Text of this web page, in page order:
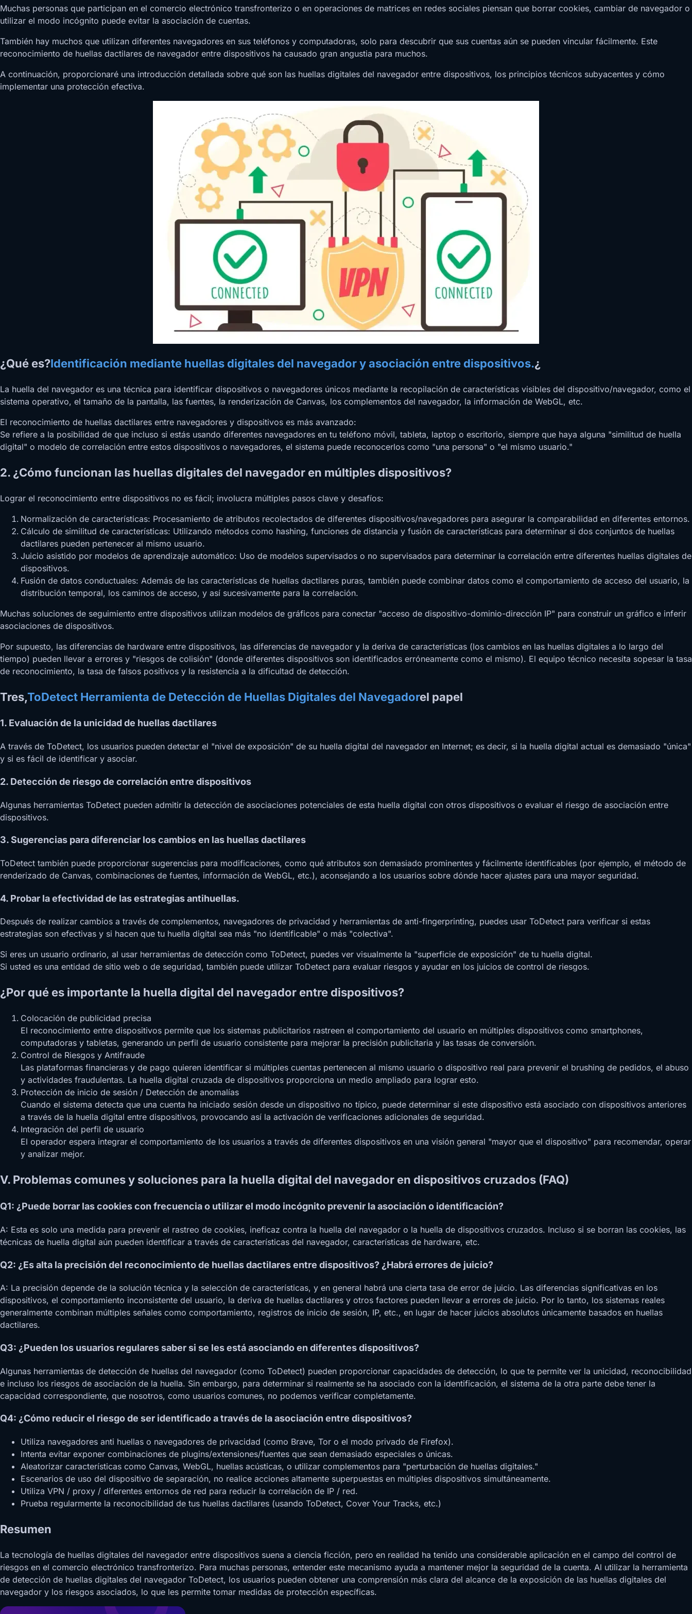
Muchas personas que participan en el comercio electrónico transfronterizo o en operaciones de matrices en redes sociales piensan que borrar cookies, cambiar de navegador o
utilizar el modo incógnito puede evitar la asociación de cuentas.
También hay muchos que utilizan diferentes navegadores en sus teléfonos y computadoras, solo para descubrir que sus cuentas aún se pueden vincular fácilmente. Este
reconocimiento de huellas dactilares de navegador entre dispositivos ha causado gran angustia para muchos.
A continuación, proporcionaré una introducción detallada sobre qué son las huellas digitales del navegador entre dispositivos, los principios técnicos subyacentes y cómo
implementar una protección efectiva.
¿Qué es?Identificación mediante huellas digitales del navegador y asociación entre dispositivos.¿
La huella del navegador es una técnica para identificar dispositivos o navegadores únicos mediante la recopilación de características visibles del dispositivo/navegador, como el
sistema operativo, el tamaño de la pantalla, las fuentes, la renderización de Canvas, los complementos del navegador, la información de WebGL, etc.
El reconocimiento de huellas dactilares entre navegadores y dispositivos es más avanzado:
Se refiere a la posibilidad de que incluso si estás usando diferentes navegadores en tu teléfono móvil, tableta, laptop o escritorio, siempre que haya alguna "similitud de huella
digital" o modelo de correlación entre estos dispositivos o navegadores, el sistema puede reconocerlos como "una persona" o "el mismo usuario."
2. ¿Cómo funcionan las huellas digitales del navegador en múltiples dispositivos?
Lograr el reconocimiento entre dispositivos no es fácil; involucra múltiples pasos clave y desafíos:
Normalización de características: Procesamiento de atributos recolectados de diferentes dispositivos/navegadores para asegurar la comparabilidad en diferentes entornos.
Cálculo de similitud de características: Utilizando métodos como hashing, funciones de distancia y fusión de características para determinar si dos conjuntos de huellas
dactilares pueden pertenecer al mismo usuario.
Juicio asistido por modelos de aprendizaje automático: Uso de modelos supervisados o no supervisados para determinar la correlación entre diferentes huellas digitales de
dispositivos.
Fusión de datos conductuales: Además de las características de huellas dactilares puras, también puede combinar datos como el comportamiento de acceso del usuario, la
distribución temporal, los caminos de acceso, y así sucesivamente para la correlación.
Muchas soluciones de seguimiento entre dispositivos utilizan modelos de gráficos para conectar "acceso de dispositivo-dominio-dirección IP" para construir un gráfico e inferir
asociaciones de dispositivos.
Por supuesto, las diferencias de hardware entre dispositivos, las diferencias de navegador y la deriva de características (los cambios en las huellas digitales a lo largo del
tiempo) pueden llevar a errores y "riesgos de colisión" (donde diferentes dispositivos son identificados erróneamente como el mismo). El equipo técnico necesita sopesar la tasa
de reconocimiento, la tasa de falsos positivos y la resistencia a la dificultad de detección.
Tres,ToDetect Herramienta de Detección de Huellas Digitales del Navegadorel papel
1. Evaluación de la unicidad de huellas dactilares
A través de ToDetect, los usuarios pueden detectar el "nivel de exposición" de su huella digital del navegador en Internet; es decir, si la huella digital actual es demasiado "única"
y si es fácil de identificar y asociar.
2. Detección de riesgo de correlación entre dispositivos
Algunas herramientas ToDetect pueden admitir la detección de asociaciones potenciales de esta huella digital con otros dispositivos o evaluar el riesgo de asociación entre
dispositivos.
3. Sugerencias para diferenciar los cambios en las huellas dactilares
ToDetect también puede proporcionar sugerencias para modificaciones, como qué atributos son demasiado prominentes y fácilmente identificables (por ejemplo, el método de
renderizado de Canvas, combinaciones de fuentes, información de WebGL, etc.), aconsejando a los usuarios sobre dónde hacer ajustes para una mayor seguridad.
4. Probar la efectividad de las estrategias antihuellas.
Después de realizar cambios a través de complementos, navegadores de privacidad y herramientas de anti-fingerprinting, puedes usar ToDetect para verificar si estas
estrategias son efectivas y si hacen que tu huella digital sea más "no identificable" o más "colectiva".
Si eres un usuario ordinario, al usar herramientas de detección como ToDetect, puedes ver visualmente la "superficie de exposición" de tu huella digital.
Si usted es una entidad de sitio web o de seguridad, también puede utilizar ToDetect para evaluar riesgos y ayudar en los juicios de control de riesgos.
¿Por qué es importante la huella digital del navegador entre dispositivos?
Colocación de publicidad precisa
El reconocimiento entre dispositivos permite que los sistemas publicitarios rastreen el comportamiento del usuario en múltiples dispositivos como smartphones,
computadoras y tabletas, generando un perfil de usuario consistente para mejorar la precisión publicitaria y las tasas de conversión.
Control de Riesgos y Antifraude
Las plataformas financieras y de pago quieren identificar si múltiples cuentas pertenecen al mismo usuario o dispositivo real para prevenir el brushing de pedidos, el abuso
y actividades fraudulentas. La huella digital cruzada de dispositivos proporciona un medio ampliado para lograr esto.
Protección de inicio de sesión / Detección de anomalías
Cuando el sistema detecta que una cuenta ha iniciado sesión desde un dispositivo no típico, puede determinar si este dispositivo está asociado con dispositivos anteriores
a través de la huella digital entre dispositivos, provocando así la activación de verificaciones adicionales de seguridad.
Integración del perfil de usuario
El operador espera integrar el comportamiento de los usuarios a través de diferentes dispositivos en una visión general "mayor que el dispositivo" para recomendar, operar
y analizar mejor.
V. Problemas comunes y soluciones para la huella digital del navegador en dispositivos cruzados (FAQ)
Q1: ¿Puede borrar las cookies con frecuencia o utilizar el modo incógnito prevenir la asociación o identificación?
A: Esta es solo una medida para prevenir el rastreo de cookies, ineficaz contra la huella del navegador o la huella de dispositivos cruzados. Incluso si se borran las cookies, las
técnicas de huella digital aún pueden identificar a través de características del navegador, características de hardware, etc.
Q2: ¿Es alta la precisión del reconocimiento de huellas dactilares entre dispositivos? ¿Habrá errores de juicio?
A: La precisión depende de la solución técnica y la selección de características, y en general habrá una cierta tasa de error de juicio. Las diferencias significativas en los
dispositivos, el comportamiento inconsistente del usuario, la deriva de huellas dactilares y otros factores pueden llevar a errores de juicio. Por lo tanto, los sistemas reales
generalmente combinan múltiples señales como comportamiento, registros de inicio de sesión, IP, etc., en lugar de hacer juicios absolutos únicamente basados en huellas
dactilares.
Q3: ¿Pueden los usuarios regulares saber si se les está asociando en diferentes dispositivos?
Algunas herramientas de detección de huellas del navegador (como ToDetect) pueden proporcionar capacidades de detección, lo que te permite ver la unicidad, reconocibilidad
e incluso los riesgos de asociación de la huella. Sin embargo, para determinar si realmente se ha asociado con la identificación, el sistema de la otra parte debe tener la
capacidad correspondiente, que nosotros, como usuarios comunes, no podemos verificar completamente.
Q4: ¿Cómo reducir el riesgo de ser identificado a través de la asociación entre dispositivos?
Utiliza navegadores anti huellas o navegadores de privacidad (como Brave, Tor o el modo privado de Firefox).
Intenta evitar exponer combinaciones de plugins/extensiones/fuentes que sean demasiado especiales o únicas.
Aleatorizar características como Canvas, WebGL, huellas acústicas, o utilizar complementos para "perturbación de huellas digitales."
Escenarios de uso del dispositivo de separación, no realice acciones altamente superpuestas en múltiples dispositivos simultáneamente.
Utiliza VPN / proxy / diferentes entornos de red para reducir la correlación de IP / red.
Prueba regularmente la reconocibilidad de tus huellas dactilares (usando ToDetect, Cover Your Tracks, etc.)
Resumen
La tecnología de huellas digitales del navegador entre dispositivos suena a ciencia ficción, pero en realidad ha tenido una considerable aplicación en el campo del control de
riesgos en el comercio electrónico transfronterizo. Para muchas personas, entender este mecanismo ayuda a mantener mejor la seguridad de la cuenta. Al utilizar la herramienta
de detección de huellas digitales del navegador ToDetect, los usuarios pueden obtener una comprensión más clara del alcance de la exposición de las huellas digitales del
navegador y los riesgos asociados, lo que les permite tomar medidas de protección específicas.